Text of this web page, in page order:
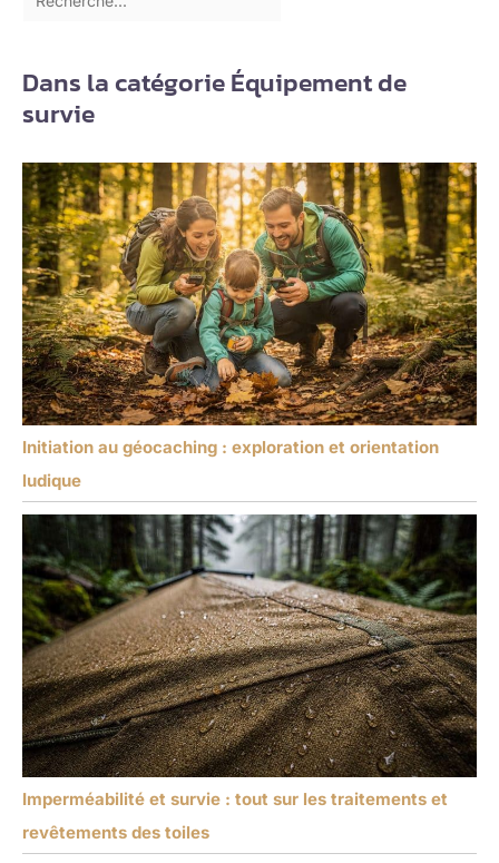
Dans la catégorie Équipement de
survie
Initiation au géocaching : exploration et orientation
ludique
Imperméabilité et survie : tout sur les traitements et
revêtements des toiles